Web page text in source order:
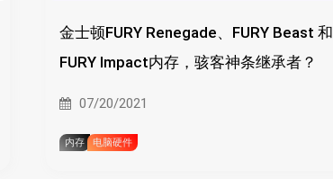
金士顿FURY Renegade、FURY Beast 和
FURY Impact内存，骇客神条继承者？
07/20/2021
内存 电脑硬件